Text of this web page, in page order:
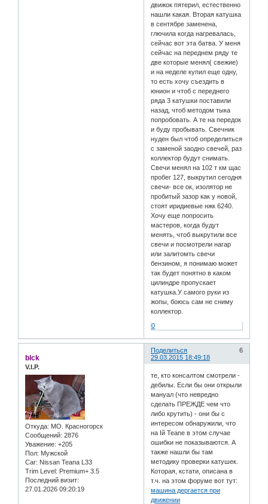
движок пятерил, естественно
нашли какая. Вторая катушка
в сентябре заменена,
глючила когда нагревалась,
сейчас вот эта батва. У меня
сейчас на переднем ряду те
две которые менял( свежие)
и на неделе купил еще одну,
то есть хочу съездить в
юнион и чтоб с переднего
ряда 3 катушки поставили
назад, чтоб методом тыка
попробовать. А те на передок
и буду пробывать. Свечник
нуден был чтоб определиться
с заменой заодно свечей, раз
коллектор будут снимать.
Свечи менял на 102 т км щас
пробег 127, выкрутил сегодня
свечи- все ок, изолятор не
пробитый зазор как у новой,
стоят иридиевые нжк 6240.
Хочу еще попросить
мастеров, когда будут
менять, чтоб выкрутили все
свечи и посмотрели нагар
или залитомть свечи
бензином, я понимаю может
так будет понятно в каком
цилиндре пропускает
катушка.У самого руки из
жопы, боюсь сам не сниму
коллектор.
0
Поделиться
6
29.03.2015 18:49:18
blck
V.I.P.
Откуда: МО. Красногорск
Сообщений: 2876
Уважение: +205
Пол: Мужской
Car: Nissan Teana L33
Trim Level: Premium+ 3.5
Последний визит:
27.01.2026 09:20:19
те, кто консалтом смотрели -
дебилы. Если бы они открыли
мануал (что невредно
сделать ПРЕЖДЕ чем что
либо крутить) - они бы с
интересом обнаружили, что
на Iй Teane в этом случае
ошибки не показываются. А
также нашли бы там
методику проверки катушек.
Которая, кстати, описана в
т.ч. на этом форуме вот тут:
машина дергается при
движении